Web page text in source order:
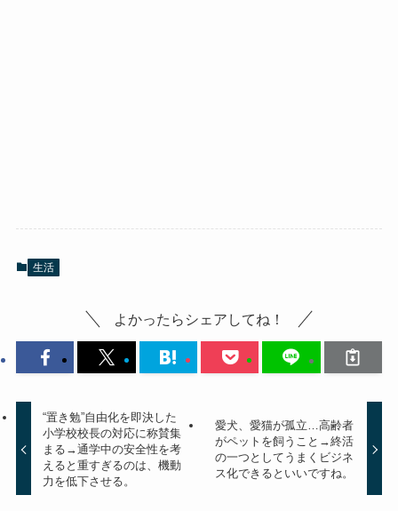
生活
よかったらシェアしてね！
“置き勉”自由化を即決した
小学校校長の対応に称賛集
まる→通学中の安全性を考
えると重すぎるのは、機動
力を低下させる。
愛犬、愛猫が孤立…高齢者
がペットを飼うこと→終活
の一つとしてうまくビジネ
ス化できるといいですね。